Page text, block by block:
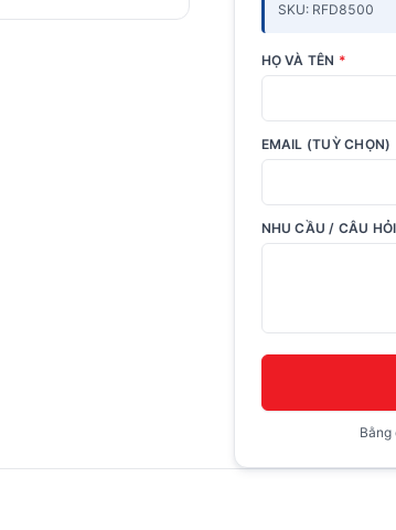
SKU: RFD8500
HỌ VÀ TÊN *
EMAIL (TUỲ CHỌN)
NHU CẦU / CÂU HỎI
Bằng